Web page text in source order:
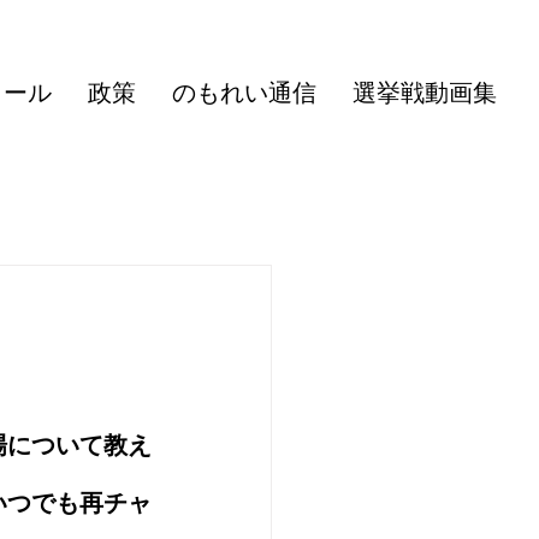
ル 政策 のもれい通信 選挙戦動画集
ついて教え
でも再チャ